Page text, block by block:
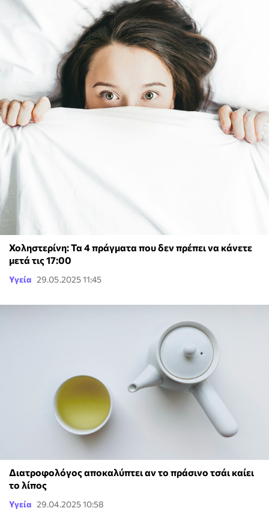
Χοληστερίνη: Τα 4 πράγματα που δεν πρέπει να κάνετε
μετά τις 17:00
Υγεία 29.05.2025 11:45
Διατροφολόγος αποκαλύπτει αν το πράσινο τσάι καίει
το λίπος
Υγεία 29.04.2025 10:58